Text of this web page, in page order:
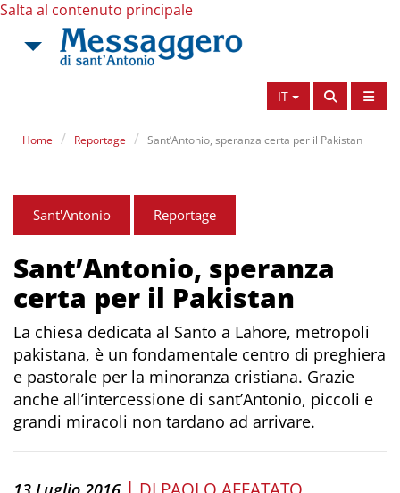
Salta al contenuto principale
IT
Home Reportage Sant’Antonio, speranza certa per il Pakistan
Sant'Antonio Reportage
Sant’Antonio, speranza
certa per il Pakistan
La chiesa dedicata al Santo a Lahore, metropoli
pakistana, è un fondamentale centro di preghiera
e pastorale per la minoranza cristiana. Grazie
anche all’intercessione di sant’Antonio, piccoli e
grandi miracoli non tardano ad arrivare.